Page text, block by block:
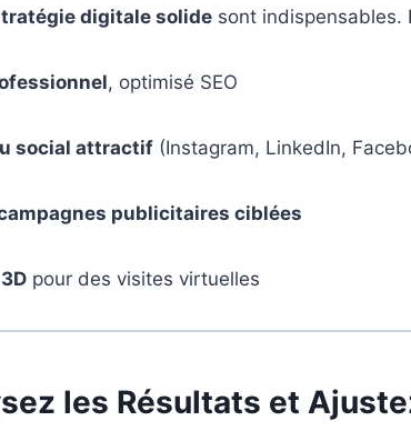
digitale solide sont indispensables.
, optimisé SEO
social attractif (Instagram, LinkedIn,
publicitaires ciblées
pour des visites virtuelles
les Résultats et